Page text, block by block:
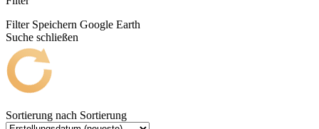
Filter Speichern Google Earth
Suche schließen
Sortierung nach Sortierung